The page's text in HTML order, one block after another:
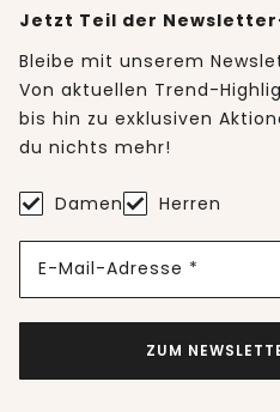
Jetzt Teil der
Bleibe mit unserem
Von aktuellen Trend-
bis hin zu exklusiven
du nichts mehr!
Damen Herren
E-Mail-Adresse *
ZUM